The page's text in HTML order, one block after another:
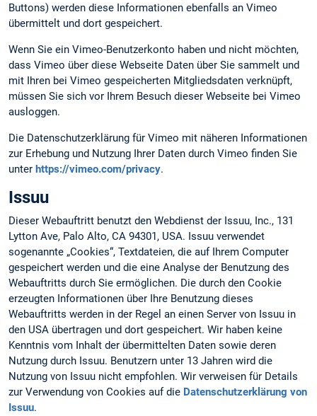
Buttons) werden diese Informationen ebenfalls an Vimeo
übermittelt und dort gespeichert.
Wenn Sie ein Vimeo-Benutzerkonto haben und nicht möchten,
dass Vimeo über diese Webseite Daten über Sie sammelt und
mit Ihren bei Vimeo gespeicherten Mitgliedsdaten verknüpft,
müssen Sie sich vor Ihrem Besuch dieser Webseite bei Vimeo
ausloggen.
Die Datenschutzerklärung für Vimeo mit näheren Informationen
zur Erhebung und Nutzung Ihrer Daten durch Vimeo finden Sie
unter https://vimeo.com/privacy.
Issuu
Dieser Webauftritt benutzt den Webdienst der Issuu, Inc., 131
Lytton Ave, Palo Alto, CA 94301, USA. Issuu verwendet
sogenannte „Cookies“, Textdateien, die auf Ihrem Computer
gespeichert werden und die eine Analyse der Benutzung des
Webauftritts durch Sie ermöglichen. Die durch den Cookie
erzeugten Informationen über Ihre Benutzung dieses
Webauftritts werden in der Regel an einen Server von Issuu in
den USA übertragen und dort gespeichert. Wir haben keine
Kenntnis vom Inhalt der übermittelten Daten sowie deren
Nutzung durch Issuu. Benutzern unter 13 Jahren wird die
Nutzung von Issuu nicht empfohlen. Wir verweisen für Details
zur Verwendung von Cookies auf die Datenschutzerklärung von
Issuu.